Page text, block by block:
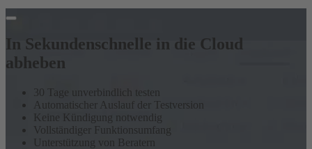
Zukunft
des
In Sekundenschnelle in die Cloud
abheben
30 Tage unverbindlich testen
Automatischer Auslauf der Testversion
Keine Kündigung notwendig
Vollständiger Funktionsumfang
Unterstützung von Beratern